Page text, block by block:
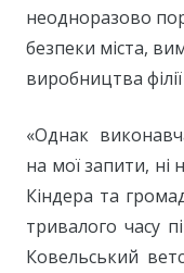
неодноразово
безпеки міста,
виробництва
«Однак
на мої запити, ні
Кіндера та
тривалого часу
Ковельський